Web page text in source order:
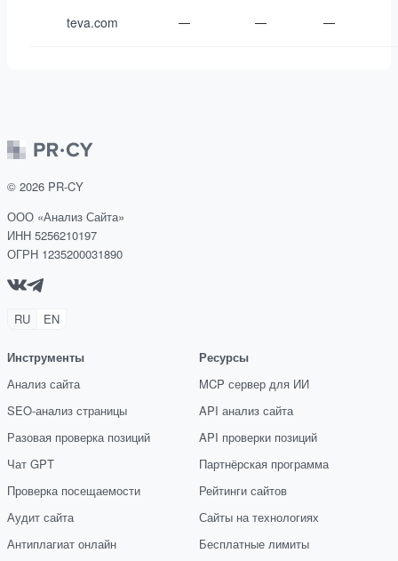
teva.com — — —
© 2026 PR-CY
ООО «Анализ Сайта»
ИНН 5256210197
ОГРН 1235200031890
RU EN
Инструменты
Анализ сайта
SEO-анализ страницы
Разовая проверка позиций
Чат GPT
Проверка посещаемости
Аудит сайта
Антиплагиат онлайн
Ресурсы
MCP сервер для ИИ
API анализ сайта
API проверки позиций
Партнёрская программа
Рейтинги сайтов
Сайты на технологиях
Бесплатные лимиты